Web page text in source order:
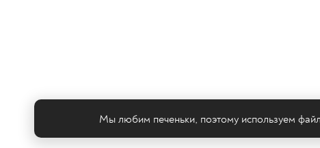
Мы любим печеньки, поэтому используем